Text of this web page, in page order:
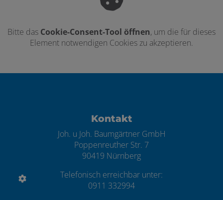
Bitte das Cookie-Consent-Tool öffnen, um die für dieses
Element notwendigen Cookies zu akzeptieren.
Kontakt
Joh. u Joh. Baumgärtner GmbH
Poppenreuther Str. 7
90419 Nürnberg
Telefonisch erreichbar unter:
0911 332994